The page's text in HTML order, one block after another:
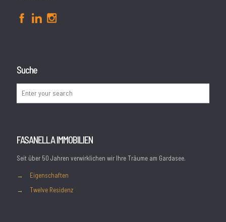
Suche
FASANELLA IMMOBILIEN
Seit über 50 Jahren verwirklichen wir Ihre Träume am Gardasee.
→
Eigenschaften
→
Twelve Residenz